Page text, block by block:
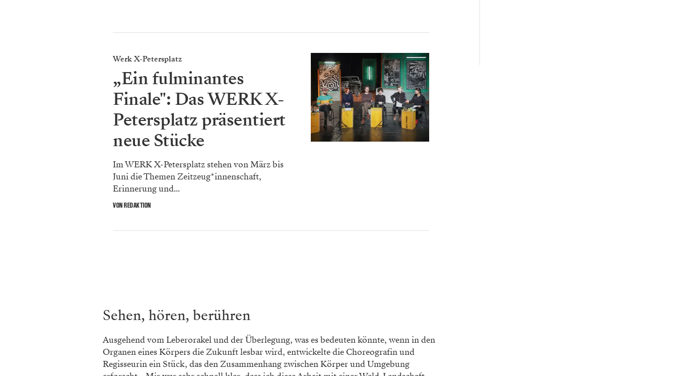
Werk X-Petersplatz
„Ein fulminantes
Finale": Das WERK X-
Petersplatz präsentiert
neue Stücke
Im WERK X-Petersplatz stehen von März bis
Juni die Themen Zeitzeug*innenschaft,
Erinnerung und...
VON REDAKTION
Sehen, hören, berühren
Ausgehend vom Leberorakel und der Überlegung, was es bedeuten könnte, wenn in den
Organen eines Körpers die Zukunft lesbar wird, entwickelte die Choreografin und
Regisseurin ein Stück, das den Zusammenhang zwischen Körper und Umgebung